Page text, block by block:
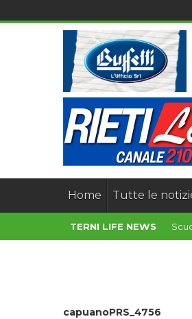
Home Tutte le
TERNI LIFE NEWS
capuanoPRS_4756